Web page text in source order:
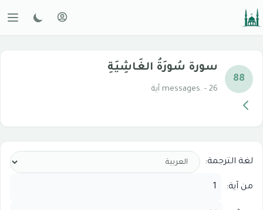
88
سورة سُورَةُ الغَاشِيَةِ
messages. - 26 آية
لغة الترجمة:
من آية: